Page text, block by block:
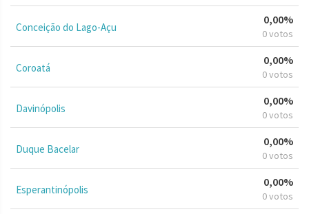
Conceição do Lago-Açu
0,00%
0 votos
Coroatá
0,00%
0 votos
Davinópolis
0,00%
0 votos
Duque Bacelar
0,00%
0 votos
Esperantinópolis
0,00%
0 votos